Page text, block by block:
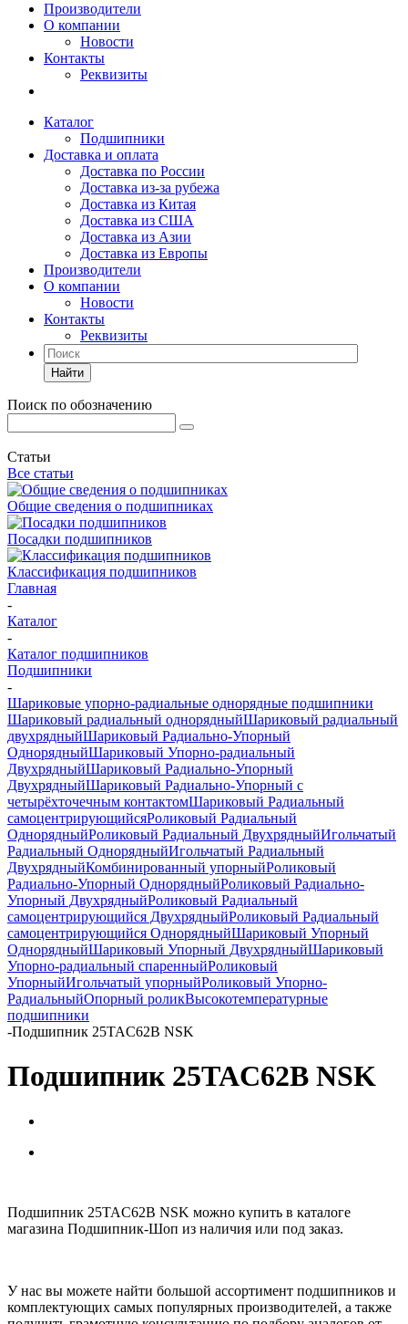
Производители
О компании
Новости
Контакты
Реквизиты
Каталог
Подшипники
Доставка и оплата
Доставка по России
Доставка из-за рубежа
Доставка из Китая
Доставка из США
Доставка из Азии
Доставка из Европы
Производители
О компании
Новости
Контакты
Реквизиты
Найти
Поиск по обозначению
Статьи
Все статьи
Общие сведения о подшипниках
Посадки подшипников
Классификация подшипников
Главная
-
Каталог
-
Каталог подшипников
Подшипники
-
Шариковые упорно-радиальные однорядные подшипники
Шариковый радиальный однорядныйШариковый радиальный
двухрядныйШариковый Радиально-Упорный
ОднорядныйШариковый Упорно-радиальный
ДвухрядныйШариковый Радиально-Упорный
ДвухрядныйШариковый Радиально-Упорный с
четырёхточечным контактомШариковый Радиальный
самоцентрирующийсяРоликовый Радиальный
ОднорядныйРоликовый Радиальный ДвухрядныйИгольчатый
Радиальный ОднорядныйИгольчатый Радиальный
ДвухрядныйКомбинированный упорныйРоликовый
Радиально-Упорный ОднорядныйРоликовый Радиально-
Упорный ДвухрядныйРоликовый Радиальный
самоцентрирующийся ДвухрядныйРоликовый Радиальный
самоцентрирующийся ОднорядныйШариковый Упорный
ОднорядныйШариковый Упорный ДвухрядныйШариковый
Упорно-радиальный спаренныйРоликовый
УпорныйИгольчатый упорныйРоликовый Упорно-
РадиальныйОпорный роликВысокотемпературные
подшипники
-Подшипник 25TAC62B NSK
Подшипник 25TAC62B NSK
Подшипник 25TAC62B NSK можно купить в каталоге
магазина Подшипник-Шоп из наличия или под заказ.
У нас вы можете найти большой ассортимент подшипников и
комплектующих самых популярных производителей, а также